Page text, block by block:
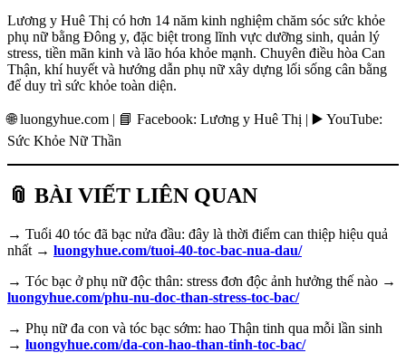
Lương y Huê Thị có hơn 14 năm kinh nghiệm chăm sóc sức khỏe
phụ nữ bằng Đông y, đặc biệt trong lĩnh vực dưỡng sinh, quản lý
stress, tiền mãn kinh và lão hóa khỏe mạnh. Chuyên điều hòa Can
Thận, khí huyết và hướng dẫn phụ nữ xây dựng lối sống cân bằng
để duy trì sức khỏe toàn diện.
🌐 luongyhue.com | 📘 Facebook: Lương y Huê Thị | ▶️ YouTube:
Sức Khỏe Nữ Thần
📎 BÀI VIẾT LIÊN QUAN
→ Tuổi 40 tóc đã bạc nửa đầu: đây là thời điểm can thiệp hiệu quả
nhất → luongyhue.com/tuoi-40-toc-bac-nua-dau/
→ Tóc bạc ở phụ nữ độc thân: stress đơn độc ảnh hưởng thế nào →
luongyhue.com/phu-nu-doc-than-stress-toc-bac/
→ Phụ nữ đa con và tóc bạc sớm: hao Thận tinh qua mỗi lần sinh
→ luongyhue.com/da-con-hao-than-tinh-toc-bac/